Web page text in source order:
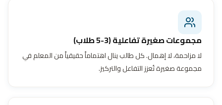
مجموعات صغيرة تفاعلية (3-5 طلاب)
لا مزاحمة، لا إهمال. كل طالب ينال اهتماماً حقيقياً من المعلم في
مجموعة صغيرة تُعزز التفاعل والتركيز.